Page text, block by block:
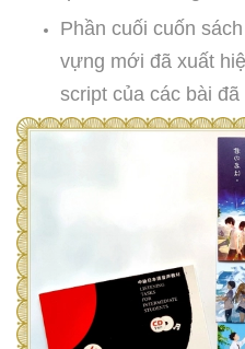
Phần cuối cuốn
vựng mới đã xuất
script của các bài đã